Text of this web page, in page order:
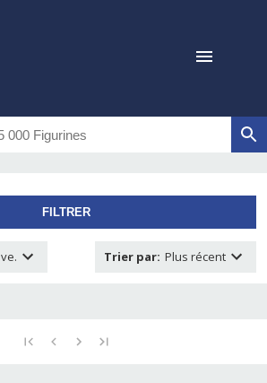
FILTRER
Trier par: Plus récent